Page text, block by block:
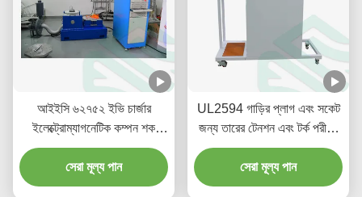
আইইসি ৬২৭৫২ ইভি চার্জার
ইলেক্ট্রোম্যাগনেটিক কম্পন শক
টেস্টিং মেশিন
সেরা মূল্য পান
UL2594 গাড়ির প্লাগ এবং সকেট
জন্য তারের টেনশন এবং টর্ক পরীক্ষা
ডিভাইস
সেরা মূল্য পান